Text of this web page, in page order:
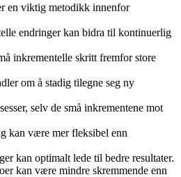
en viktig metodikk innenfor
endringer kan bidra til kontinuerlig
inkrementelle skritt fremfor store
om å stadig tilegne seg ny
selv de små inkrementene mot
kan være mer fleksibel enn
kan optimalt lede til bedre resultater.
kan være mindre skremmende enn